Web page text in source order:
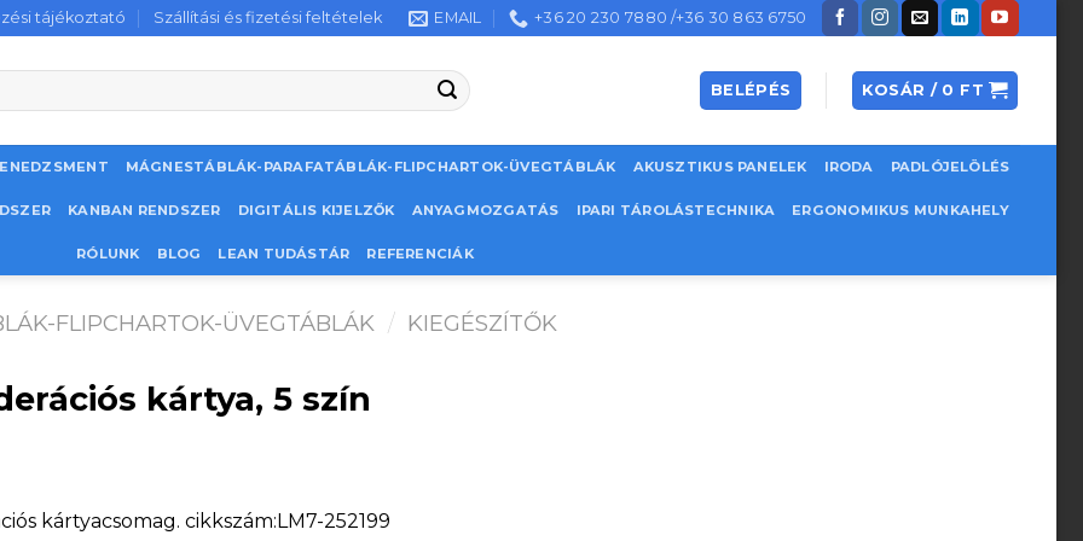
tájékoztató Szállítási és fizetési feltételek EMAIL +36 20 230 7880 /+36 30 863 6750
BELÉPÉS KOSÁR / 0 FT
MÁGNESTÁBLÁK-PARAFATÁBLÁK-FLIPCHARTOK-ÜVEGTÁBLÁK AKUSZTIKUS PANELEK IRODA PADLÓJELÖLÉS
KANBAN RENDSZER DIGITÁLIS KIJELZŐK ANYAGMOZGATÁS IPARI TÁROLÁSTECHNIKA ERGONOMIKUS MUNKAHELY
RÓLUNK BLOG LEAN TUDÁSTÁR REFERENCIÁK
FLIPCHARTOK-ÜVEGTÁBLÁK / KIEGÉSZÍTŐK
kártya, 5 szín
kártyacsomag. cikkszám:LM7-252199